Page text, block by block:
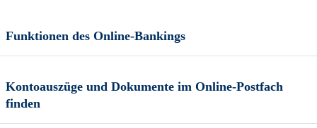
Funktionen des Online-Bankings
Kontoauszüge und Dokumente im Online-Postfach
finden